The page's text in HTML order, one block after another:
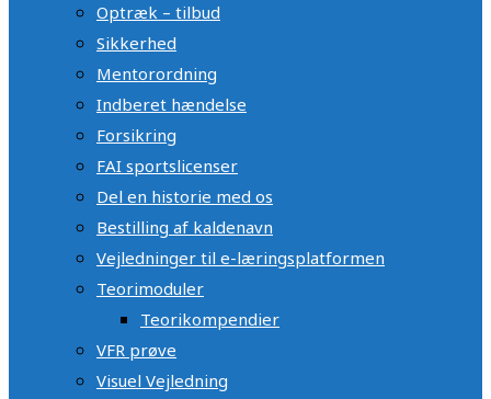
Optræk – tilbud
Sikkerhed
Mentorordning
Indberet hændelse
Forsikring
FAI sportslicenser
Del en historie med os
Bestilling af kaldenavn
Vejledninger til e-læringsplatformen
Teorimoduler
Teorikompendier
VFR prøve
Visuel Vejledning